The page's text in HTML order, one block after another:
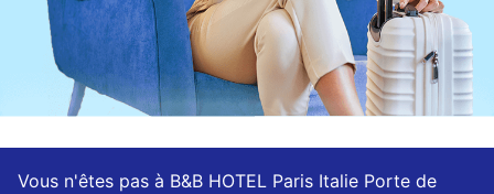
Vous n'êtes pas à B&B HOTEL Paris Italie Porte de